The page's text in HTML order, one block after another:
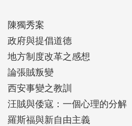
陳獨秀案
政府與提倡道德
地方制度改革之感想
論張賊叛變
西安事變之教訓
汪賊與倭寇：一個心理的分解
羅斯福與新自由主義